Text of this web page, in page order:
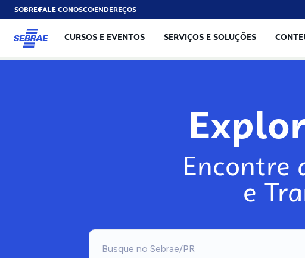
SOBREFALE CONOSCOENDEREÇOS
CURSOS E EVENTOS SERVIÇOS E SOLUÇÕES
Encontre
e